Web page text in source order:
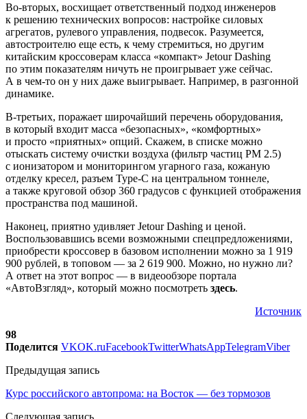
Во-вторых, восхищает ответственный подход инженеров
к решению технических вопросов: настройке силовых
агрегатов, рулевого управления, подвесок. Разумеется,
автостроителю еще есть, к чему стремиться, но другим
китайским кроссоверам класса «компакт» Jetour Dashing
по этим показателям ничуть не проигрывает уже сейчас.
А в чем-то он у них даже выигрывает. Например, в разгонной
динамике.
В-третьих, поражает широчайший перечень оборудования,
в который входит масса «безопасных», «комфортных»
и просто «приятных» опций. Скажем, в списке можно
отыскать систему очистки воздуха (фильтр частиц PM 2.5)
с ионизатором и мониторингом угарного газа, кожаную
отделку кресел, разъем Type-C на центральном тоннеле,
а также круговой обзор 360 градусов с функцией отображения
пространства под машиной.
Наконец, приятно удивляет Jetour Dashing и ценой.
Воспользовавшись всеми возможными спецпредложениями,
приобрести кроссовер в базовом исполнении можно за 1 919
900 рублей, в топовом — за 2 619 900. Можно, но нужно ли?
А ответ на этот вопрос — в видеообзоре портала
«АвтоВзгляд», который можно посмотреть здесь.
Источник
98
Поделится VKOK.ruFacebookTwitterWhatsAppTelegramViber
Предыдущая запись
Курс российского автопрома: на Восток — без тормозов
Следующая запись